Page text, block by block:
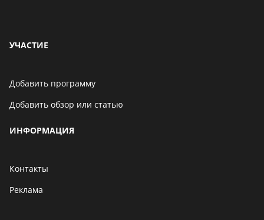
УЧАСТИЕ
Добавить программу
Добавить обзор или статью
ИНФОРМАЦИЯ
Контакты
Реклама